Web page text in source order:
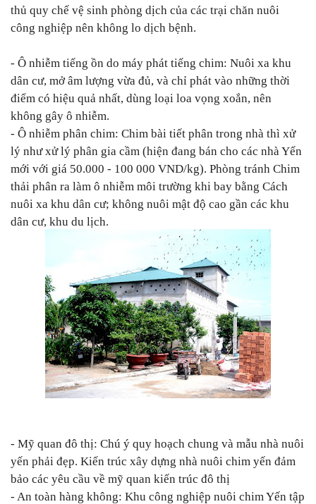
thủ quy chế vệ sinh phòng dịch của các trại chăn nuôi
công nghiệp nên không lo dịch bệnh.
- Ô nhiễm tiếng ồn do máy phát tiếng chim: Nuôi xa khu
dân cư, mở âm lượng vừa đủ, và chỉ phát vào những thời
điểm có hiệu quả nhất, dùng loại loa vọng xoắn, nên
không gây ô nhiễm.
- Ô nhiễm phân chim: Chim bài tiết phân trong nhà thì xử
lý như xử lý phân gia cầm (hiện đang bán cho các nhà Yến
mới với giá 50.000 - 100 000 VND/kg). Phòng tránh Chim
thải phân ra làm ô nhiễm môi trường khi bay bằng Cách
nuôi xa khu dân cư; không nuôi mật độ cao gần các khu
dân cư, khu du lịch.
- Mỹ quan đô thị: Chú ý quy hoạch chung và mẫu nhà nuôi
yến phải đẹp. Kiến trúc xây dựng nhà nuôi chim yến đảm
bảo các yêu cầu về mỹ quan kiến trúc đô thị
- An toàn hàng không: Khu công nghiệp nuôi chim Yến tập